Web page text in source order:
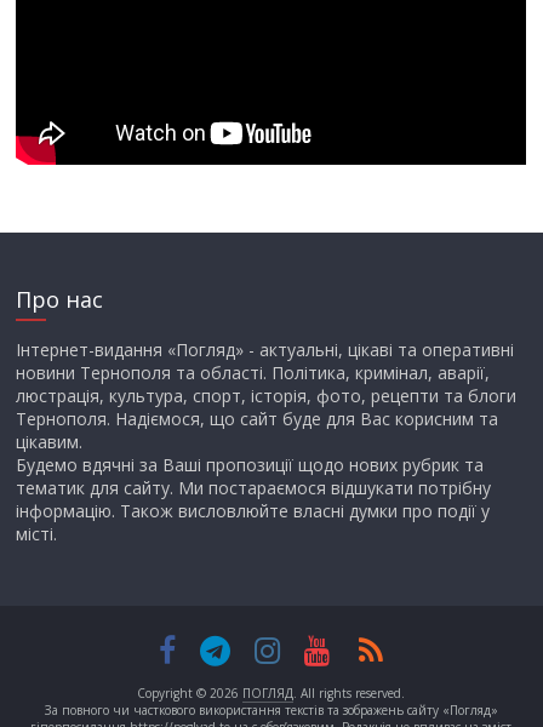
Про нас
Інтернет-видання «Погляд» - актуальні, цікаві та оперативні
новини Тернополя та області. Політика, кримінал, аварії,
люстрація, культура, спорт, історія, фото, рецепти та блоги
Тернополя. Надіємося, що сайт буде для Вас корисним та
цікавим.
Будемо вдячні за Ваші пропозиції щодо нових рубрик та
тематик для сайту. Ми постараємося відшукати потрібну
інформацію. Також висловлюйте власні думки про події у
місті.
Copyright © 2026 ПОГЛЯД . All rights reserved.
За повного чи часткового використання текстів та зображень сайту «Погляд»